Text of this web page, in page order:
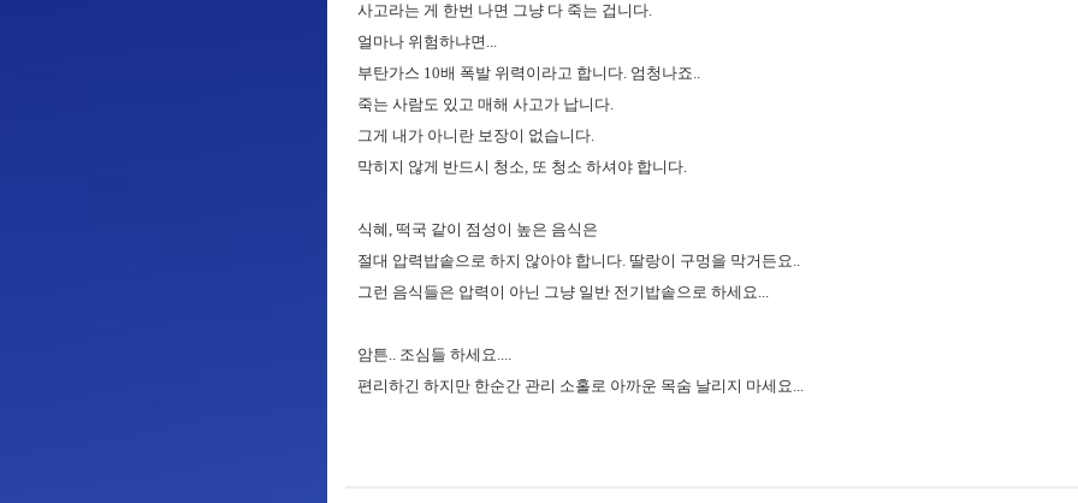
사고라는 게 한번 나면 그냥 다 죽는 겁니다.
얼마나 위험하냐면...
부탄가스 10배 폭발 위력이라고 합니다. 엄청나죠..
죽는 사람도 있고 매해 사고가 납니다.
그게 내가 아니란 보장이 없습니다.
막히지 않게 반드시 청소, 또 청소 하셔야 합니다.
식혜, 떡국 같이 점성이 높은 음식은
절대 압력밥솥으로 하지 않아야 합니다. 딸랑이 구멍을 막거든요..
그런 음식들은 압력이 아닌 그냥 일반 전기밥솥으로 하세요...
암튼.. 조심들 하세요....
편리하긴 하지만 한순간 관리 소홀로 아까운 목숨 날리지 마세요...